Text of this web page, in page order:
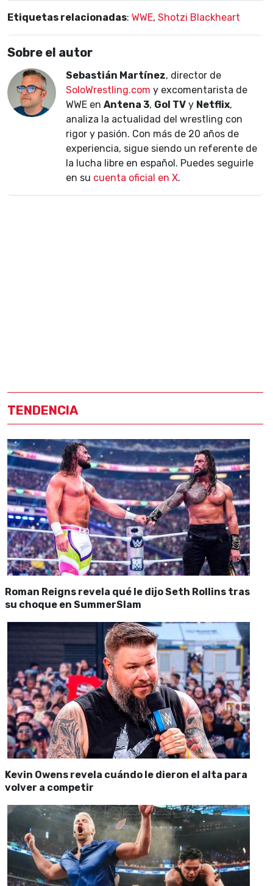
Etiquetas relacionadas: WWE, Shotzi Blackheart
Sobre el autor
Sebastián Martínez, director de
SoloWrestling.com y excomentarista de
WWE en Antena 3, Gol TV y Netflix,
analiza la actualidad del wrestling con
rigor y pasión. Con más de 20 años de
experiencia, sigue siendo un referente de
la lucha libre en español. Puedes seguirle
en su cuenta oficial en X.
TENDENCIA
Roman Reigns revela qué le dijo Seth Rollins tras
su choque en SummerSlam
Kevin Owens revela cuándo le dieron el alta para
volver a competir